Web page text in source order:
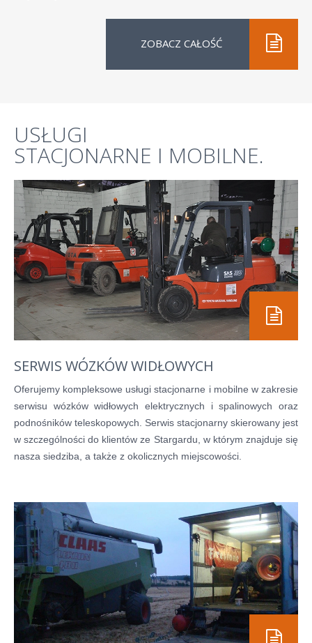
ZOBACZ CAŁOŚĆ
USŁUGI
STACJONARNE I MOBILNE.
SERWIS WÓZKÓW WIDŁOWYCH
Oferujemy kompleksowe usługi stacjonarne i mobilne w zakresie
serwisu wózków widłowych elektrycznych i spalinowych oraz
podnośników teleskopowych. Serwis stacjonarny skierowany jest
w szczególności do klientów ze Stargardu, w którym znajduje się
nasza siedziba, a także z okolicznych miejscowości.